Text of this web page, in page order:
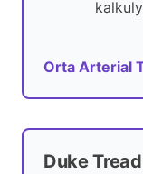
Orta Arterial
Duke